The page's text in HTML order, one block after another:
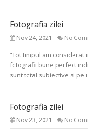
Fotografia zilei
Nov 24, 2021 No
“Tot timpul am
fotografii bune perfect
sunt total subiective si pe
Fotografia zilei
Nov 23, 2021 No